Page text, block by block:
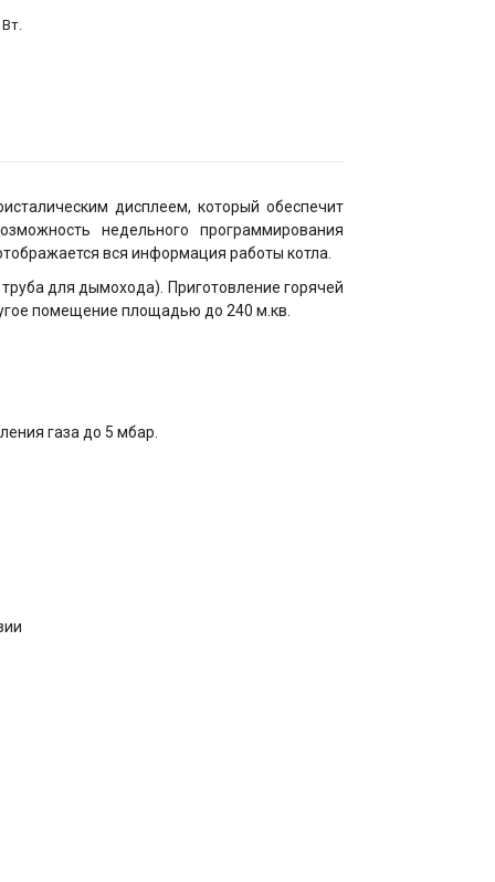
Вт.
дисплеем, который обеспечит
недельного программирования
вся информация работы котла.
для дымохода). Приготовление горячей
помещение площадью до 240 м.кв.
газа до 5 мбар.